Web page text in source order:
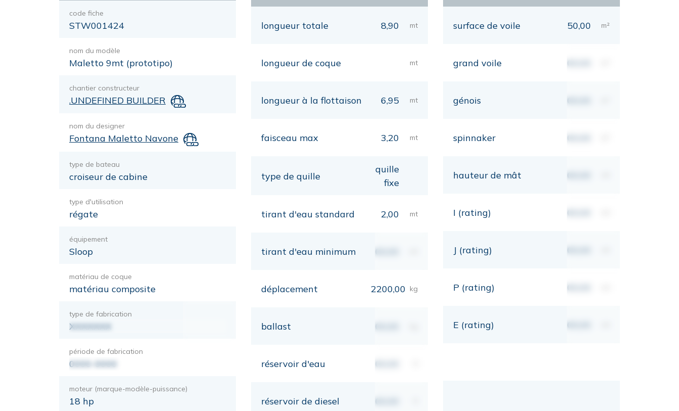
code fiche
STW001424
nom du modèle
Maletto 9mt (prototipo)
chantier constructeur
.UNDEFINED BUILDER
nom du designer
Fontana Maletto Navone
type de bateau
croiseur de cabine
type d'utilisation
régate
équipement
Sloop
matériau de coque
matériau composite
type de fabrication
XXXXXXX
période de fabrication
0000-0000
moteur (marque-modèle-puissance)
18 hp
longueur totale 8,90 mt
longueur de coque mt
longueur à la flottaison 6,95 mt
faisceau max 3,20 mt
type de quille
quille
fixe
tirant d'eau standard 2,00 mt
tirant d'eau minimum 00,00
déplacement 2200,00 kg
ballast 00,00
réservoir d'eau 00,00
réservoir de diesel 00,00
surface de voile 50,00 m²
grand voile 00,00
génois 00,00
spinnaker 00,00
hauteur de mât 00,00
I (rating) 00,00
J (rating) 00,00
P (rating) 00,00
E (rating) 00,00